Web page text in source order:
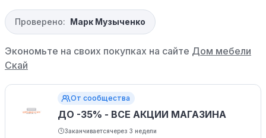
Проверено: Марк Музыченко
Экономьте на своих покупках на сайте Дом мебели
Скай
От сообщества
ДО -35% - ВСЕ АКЦИИ МАГАЗИНА
Заканчиваетсячерез 3 недели